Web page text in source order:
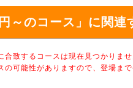
～のコース」に関連
合致するコースは現在見つかりませ
の可能性がありますので、登場ま